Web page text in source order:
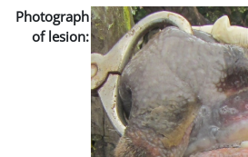
Photograph
of lesion: